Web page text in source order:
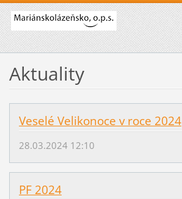
Aktuality
Veselé Velikonoce v roce 2024
28.03.2024 12:10
PF 2024